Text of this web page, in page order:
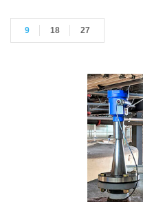
9 18 27